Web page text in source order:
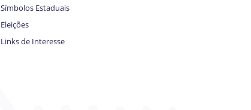
Símbolos Estaduais
Eleições
Links de Interesse